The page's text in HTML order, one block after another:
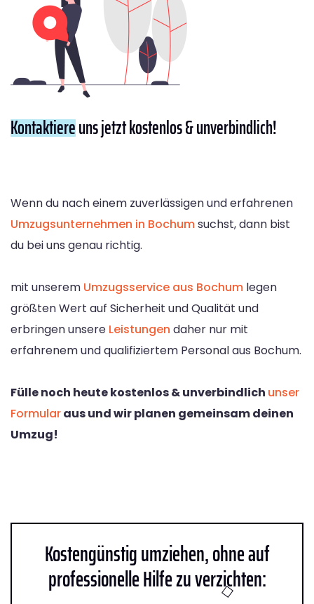
Kontaktiereuns jetzt kostenlos & unverbindlich!
Wenn du nach einem zuverlässigen und erfahrenen
Umzugsunternehmen in Bochumsuchst, dann bist
du bei uns genau richtig.
mit unserem Umzugsservice aus Bochum legen
größten Wert auf Sicherheit und Qualität und
erbringen unsere Leistungen daher nur mit
erfahrenem und qualifiziertem Personal aus Bochum.
Fülle noch heute kostenlos & unverbindlich unser
Formularaus und wir planen gemeinsam deinen
Umzug!
Kostengünstig umziehen, ohne auf
professionelle Hilfe zu verzichten: